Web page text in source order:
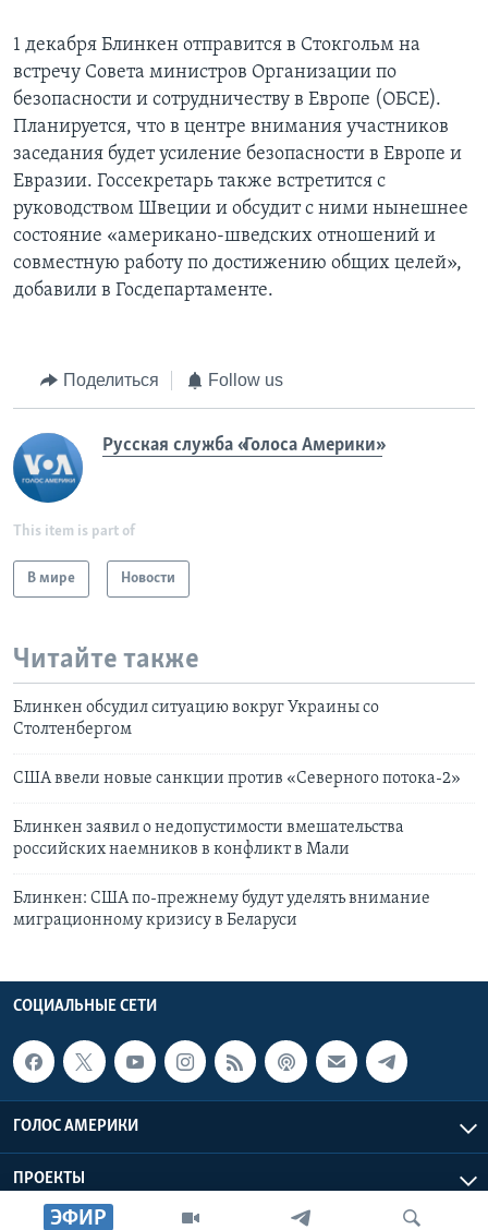
ЭФИР
1 декабря Блинкен отправится в Стокгольм на
встречу Совета министров Организации по
безопасности и сотрудничеству в Европе (ОБСЕ).
Планируется, что в центре внимания участников
заседания будет усиление безопасности в Европе и
Евразии. Госсекретарь также встретится с
руководством Швеции и обсудит с ними нынешнее
состояние «американо-шведских отношений и
совместную работу по достижению общих целей»,
добавили в Госдепартаменте.
Поделиться Follow us
Русская служба «Голоса Америки»
This item is part of
В мире Новости
Читайте также
Блинкен обсудил ситуацию вокруг Украины со
Столтенбергом
США ввели новые санкции против «Северного потока-2»
Блинкен заявил о недопустимости вмешательства
российских наемников в конфликт в Мали
Блинкен: США по-прежнему будут уделять внимание
миграционному кризису в Беларуси
СОЦИАЛЬНЫЕ СЕТИ
ГОЛОС АМЕРИКИ
ПРОЕКТЫ